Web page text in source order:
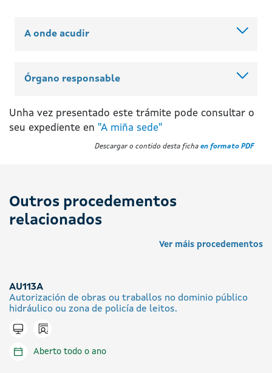
A onde acudir
Órgano responsable
Unha vez presentado este trámite pode consultar o
seu expediente en "A miña sede"
Descargar o contido desta ficha en formato PDF
Outros procedementos
relacionados
Ver máis procedementos
AU113A
Autorización de obras ou traballos no dominio público
hidráulico ou zona de policía de leitos.
Tramitar en liña
Icono presencial
Aberto todo o ano